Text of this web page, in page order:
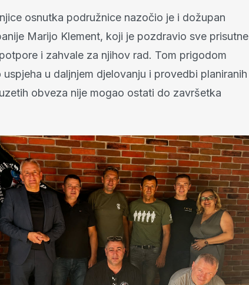
osnutka podružnice nazočio je i dožupan
Marijo Klement, koji je pozdravio sve prisutne
i zahvale za njihov rad. Tom prigodom
u daljnjem djelovanju i provedbi planiranih
obveza nije mogao ostati do završetka